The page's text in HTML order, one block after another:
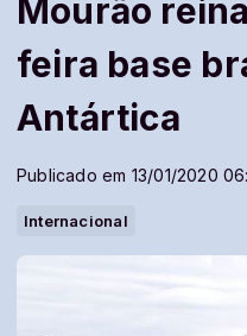
Mourão
feira base
Antártica
Publicado em 13/01/2020
Internacional